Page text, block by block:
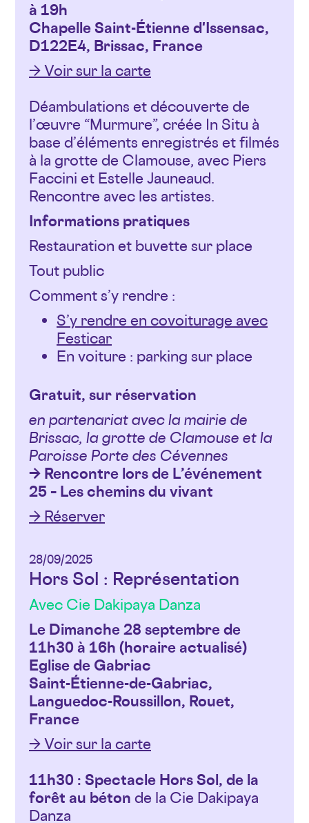
à 19h
Chapelle Saint-Étienne d'Issensac,
D122E4, Brissac, France
→ Voir sur la carte
Déambulations et découverte de
l’œuvre “Murmure”, créée In Situ à
base d’éléments enregistrés et filmés
à la grotte de Clamouse, avec Piers
Faccini et Estelle Jauneaud.
Rencontre avec les artistes.
Informations pratiques
Restauration et buvette sur place
Tout public
Comment s’y rendre :
S’y rendre en covoiturage avec
Festicar
En voiture : parking sur place
Gratuit, sur réservation
en partenariat avec la mairie de
Brissac, la grotte de Clamouse et la
Paroisse Porte des Cévennes
→ Rencontre lors de L’événement
25 – Les chemins du vivant
→ Réserver
28/09/2025
Hors Sol : Représentation
Avec Cie Dakipaya Danza
Le Dimanche 28 septembre de
11h30 à 16h (horaire actualisé)
Eglise de Gabriac
Saint-Étienne-de-Gabriac,
Languedoc-Roussillon, Rouet,
France
→ Voir sur la carte
11h30 : Spectacle Hors Sol, de la
forêt au béton de la Cie Dakipaya
Danza